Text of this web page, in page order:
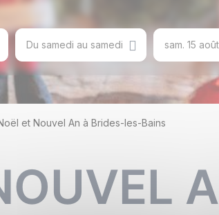
Du samedi au samedi
et Nouvel An à Brides-les-Bains